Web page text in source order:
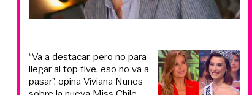
“Va a destacar, pero no para
llegar al top five, eso no va a
pasar”, opina Viviana Nunes